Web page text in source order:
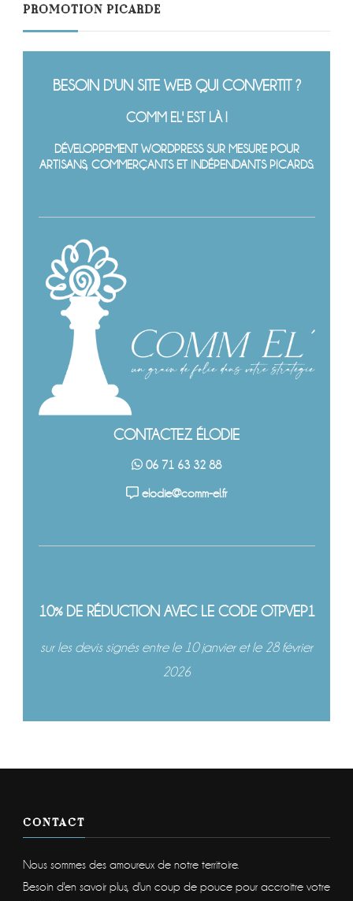
PROMOTION PICARDE
BESOIN D'UN SITE WEB QUI CONVERTIT ?
COMM EL' EST LÀ !
DÉVELOPPEMENT WORDPRESS SUR MESURE POUR
ARTISANS, COMMERÇANTS ET INDÉPENDANTS PICARDS.
CONTACTEZ ÉLODIE
06 71 63 32 88
elodie@comm-el.fr
10% DE RÉDUCTION AVEC LE CODE OTPVEP1
sur les devis signés entre le 10 janvier et le 28 février
2026
CONTACT
Nous sommes des amoureux de notre territoire.
Besoin d'en savoir plus, d'un coup de pouce pour accroitre votre